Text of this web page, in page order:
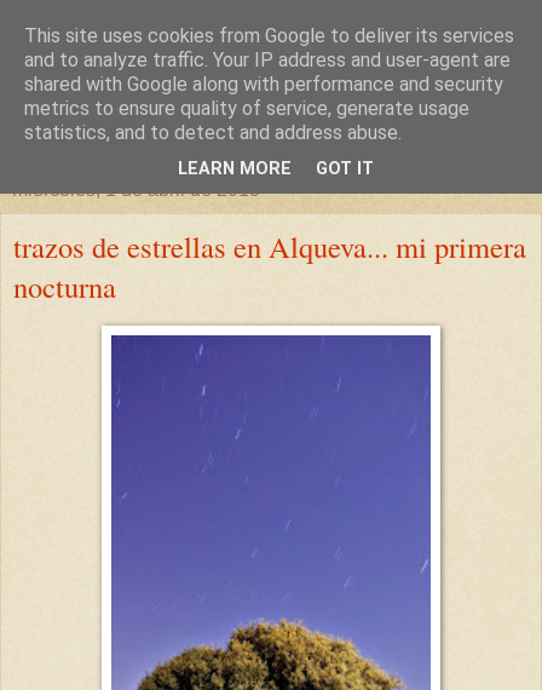
un sitio diferente
una casa para crecer, un castillo para soñar
miércoles, 1 de abril de 2015
trazos de estrellas en Alqueva... mi primera
nocturna
This site uses cookies from Google to deliver its services
and to analyze traffic. Your IP address and user-agent are
shared with Google along with performance and security
metrics to ensure quality of service, generate usage
statistics, and to detect and address abuse.
LEARN MORE GOT IT